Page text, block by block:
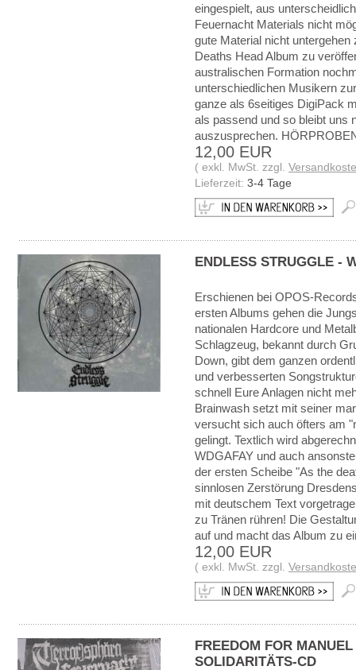
eingespielt, aus
Feuernacht Materials nicht
gute Material nicht
Deaths Head Album zu
australischen Formation
unterschiedlichen Musikern
ganze als 6seitiges DigiPack
als passend und so bleibt uns
auszusprechen.
12,00 EUR
( exkl. MwSt. zzgl.
Lieferzeit: 3-4 Tage
ENDLESS STRUGGLE -
Erschienen bei OPOS-
ersten Albums gehen die
nationalen Hardcore und
Schlagzeug, bekannt durch
Down, gibt dem ganzen
und verbesserten
schnell Eure Anlagen nicht
Brainwash setzt mit seiner
versucht sich auch öfters am
gelingt. Textlich wird
WDGAFAY und auch
der ersten Scheibe "As the
sinnlosen Zerstörung
mit deutschem Text
zu Tränen rühren! Die
auf und macht das Album zu
12,00 EUR
( exkl. MwSt. zzgl.
FREEDOM FOR
SOLIDARITÄTS-CD